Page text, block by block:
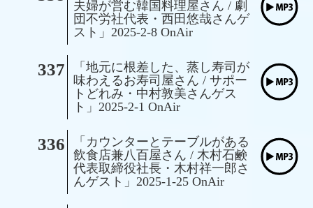
夫婦が営む韓国料理屋さん / 劇
団不労社代表・西田悠哉さんゲ
スト」2025-2-8 OnAir
337
「地元に根差した、蒸し寿司が
味わえるお寿司屋さん / サポー
トどれみ・中村敦美さんゲス
ト」2025-2-1 OnAir
336
「カウンターとテーブルがある
飲食店兼八百屋さん / 木村石鹸
代表取締役社長・木村祥一郎さ
んゲスト」2025-1-25 OnAir